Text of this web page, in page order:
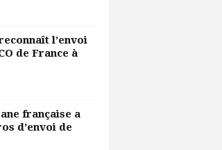
l’envoi
de France à
française a
d’envoi de